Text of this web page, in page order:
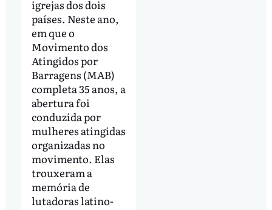
igrejas dos dois
países. Neste ano,
em que o
Movimento dos
Atingidos por
Barragens (MAB)
completa 35 anos, a
abertura foi
conduzida por
mulheres atingidas
organizadas no
movimento. Elas
trouxeram a
memória de
lutadoras latino-